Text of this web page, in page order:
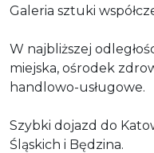
Galeria sztuki
W najbliższej
miejska, ośrodek
handlowo-usługowe.
Szybki dojazd do
Śląskich i Będzina.